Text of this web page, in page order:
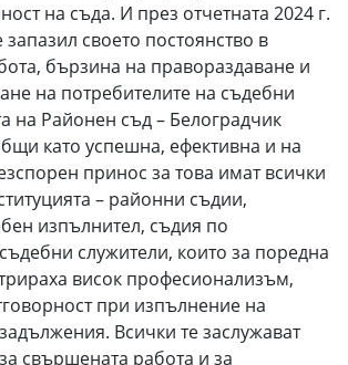
на съда. И през отчетната 2024 г.
своето постоянство в
бързина на правораздаване и
на потребителите на съдебни
на Районен съд – Белоградчик
като успешна, ефективна и на
принос за това имат всички
– районни съдии,
изпълнител, съдия по
служители, които за поредна
висок професионализъм,
при изпълнение на
Всички те заслужават
свършената работа и за